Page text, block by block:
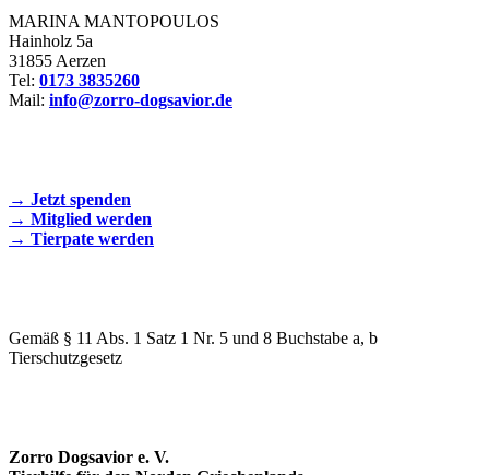
MARINA MANTOPOULOS
Hainholz 5a
31855 Aerzen
Tel: 0173 3835260
Mail: info@zorro-dogsavior.de
→ Jetzt spenden
→ Mitglied werden
→ Tierpate werden
Gemäß § 11 Abs. 1 Satz 1 Nr. 5 und 8 Buchstabe a, b
Tierschutzgesetz
Zorro Dogsavior e. V.